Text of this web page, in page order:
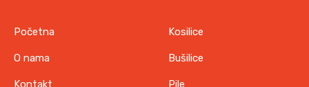
Početna
O nama
Kontakt
Kosilice
Bušilice
Pile